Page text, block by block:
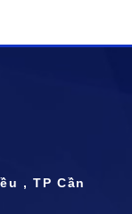
, TP Cần